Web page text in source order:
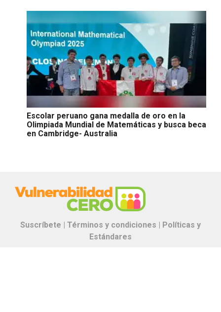
Escolar peruano gana medalla de oro en la
Olimpiada Mundial de Matemáticas y busca beca
en Cambridge- Australia
Suscríbete | Términos y condiciones |
Políticas y
Estándares